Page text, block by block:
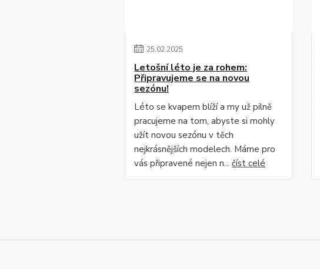
25.02.2025
Letošní léto je za rohem:
Připravujeme se na novou
sezónu!
Léto se kvapem blíží a my už pilně
pracujeme na tom, abyste si mohly
užít novou sezónu v těch
nejkrásnějších modelech. Máme pro
vás připravené nejen n...číst celé